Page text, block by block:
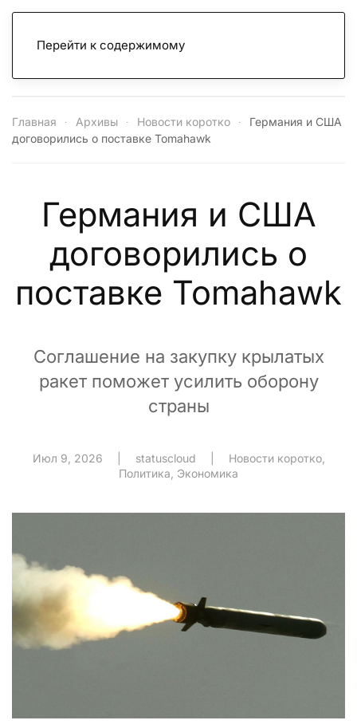
Перейти к содержимому
Главная Архивы Новости коротко
Германия и США
договорились о поставке Tomahawk
Германия и США
договорились о
поставке Tomahawk
Соглашение на закупку крылатых
ракет поможет усилить оборону
страны
Июл 9, 2026 statuscloud Новости коротко,
Политика Экономика